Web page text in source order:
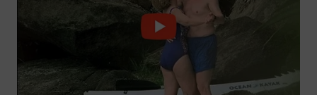
WN
KARAWANG